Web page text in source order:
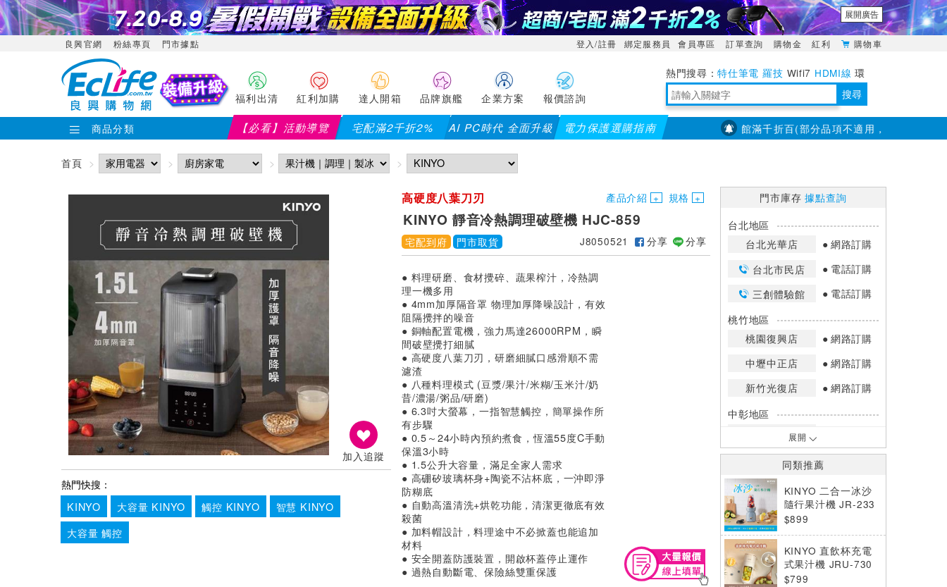
展開廣告
良興官網 粉絲專頁 門市據點 登入/註冊 綁定服務員 會員專區 訂單查詢 購物金 紅利 購物車
福利出清 紅利加購 達人開箱 品牌旗艦 企業方案 報價諮詢
特仕筆電 羅技 Wifi7 HDMI線 環
境量測 明緯POWER 搜尋
商品分類 【必看】活動導覽 宅配滿2千折2% AI PC時代 全面升級 電力保護選購指南【PX大通】全館滿千折百(部分品項不適用，滿2千折200...)
首頁
加入追蹤
熱門快搜：
KINYO
大容量 KINYO 觸控 KINYO
智慧 KINYO
大容量 觸控
高硬度八葉刀刃 產品介紹 規格
KINYO 靜音冷熱調理破壁機 HJC-859
宅配到府 門市取貨 J8050521 分享 分享
● 料理研磨、食材攪碎、蔬果榨汁，冷熱調
理一機多用
● 4mm加厚隔音罩 物理加厚降噪設計，有效
阻隔攪拌的噪音
● 銅軸配置電機，強力馬達26000RPM，瞬
間破壁攪打細膩
● 高硬度八葉刀刃，研磨細膩口感滑順不需
濾渣
● 八種料理模式 (豆漿/果汁/米糊/玉米汁/奶
昔/濃湯/粥品/研磨)
● 6.3吋大螢幕，一指智慧觸控，簡單操作所
有步驟
● 0.5～24小時內預約煮食，恆溫55度C手動
保溫3小時
● 1.5公升大容量，滿足全家人需求
● 高硼矽玻璃杯身+陶瓷不沾杯底，一沖即淨
防糊底
● 自動高溫清洗+烘乾功能，清潔更徹底有效
殺菌
● 加料帽設計，料理途中不必掀蓋也能追加
材料
● 安全開蓋防護裝置，開啟杯蓋停止運作
● 過熱自動斷電、保險絲雙重保護
門市庫存據點查詢
台北地區
台北光華店
網路訂購
台北市民店
電話訂購
三創體驗館
電話訂購
桃竹地區
桃園復興店
網路訂購
中壢中正店
網路訂購
新竹光復店
網路訂購
中彰地區
台中英才店
嘉南地區
高雄中華店
高雄鳳山店
少量庫存
*庫存數量：網路訂購(0)、少量庫存
(1~2)、現貨充足(3以上)。
*門市庫存以店內實際數量為準，可使
用專人服務或撥打門市電話洽詢。
展開
同類推薦
KINYO 二合一冰沙
隨行果汁機 JR-233
BU
$899
KINYO 直飲杯充電
式果汁機 JRU-730
$799